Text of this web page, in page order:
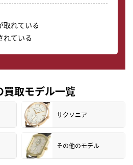
取れている
れている
取モデル一覧
サクソニア
その他のモデル